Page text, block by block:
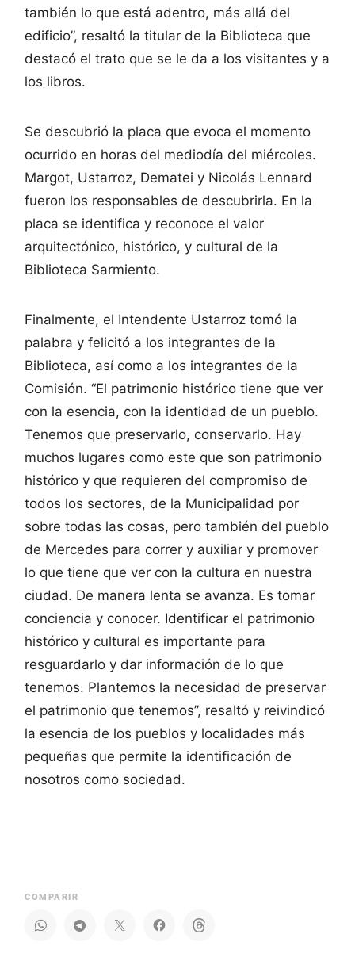
también lo que está adentro, más allá del
edificio”, resaltó la titular de la Biblioteca que
destacó el trato que se le da a los visitantes y a
los libros.
Se descubrió la placa que evoca el momento
ocurrido en horas del mediodía del miércoles.
Margot, Ustarroz, Dematei y Nicolás Lennard
fueron los responsables de descubrirla. En la
placa se identifica y reconoce el valor
arquitectónico, histórico, y cultural de la
Biblioteca Sarmiento.
Finalmente, el Intendente Ustarroz tomó la
palabra y felicitó a los integrantes de la
Biblioteca, así como a los integrantes de la
Comisión. “El patrimonio histórico tiene que ver
con la esencia, con la identidad de un pueblo.
Tenemos que preservarlo, conservarlo. Hay
muchos lugares como este que son patrimonio
histórico y que requieren del compromiso de
todos los sectores, de la Municipalidad por
sobre todas las cosas, pero también del pueblo
de Mercedes para correr y auxiliar y promover
lo que tiene que ver con la cultura en nuestra
ciudad. De manera lenta se avanza. Es tomar
conciencia y conocer. Identificar el patrimonio
histórico y cultural es importante para
resguardarlo y dar información de lo que
tenemos. Plantemos la necesidad de preservar
el patrimonio que tenemos”, resaltó y reivindicó
la esencia de los pueblos y localidades más
pequeñas que permite la identificación de
nosotros como sociedad.
COMPARIR